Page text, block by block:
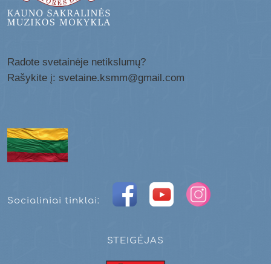
Radote svetainėje netikslumų?
Rašykite į: svetaine.ksmm@gmail.com
Socialiniai tinklai:
STEIGĖJAS